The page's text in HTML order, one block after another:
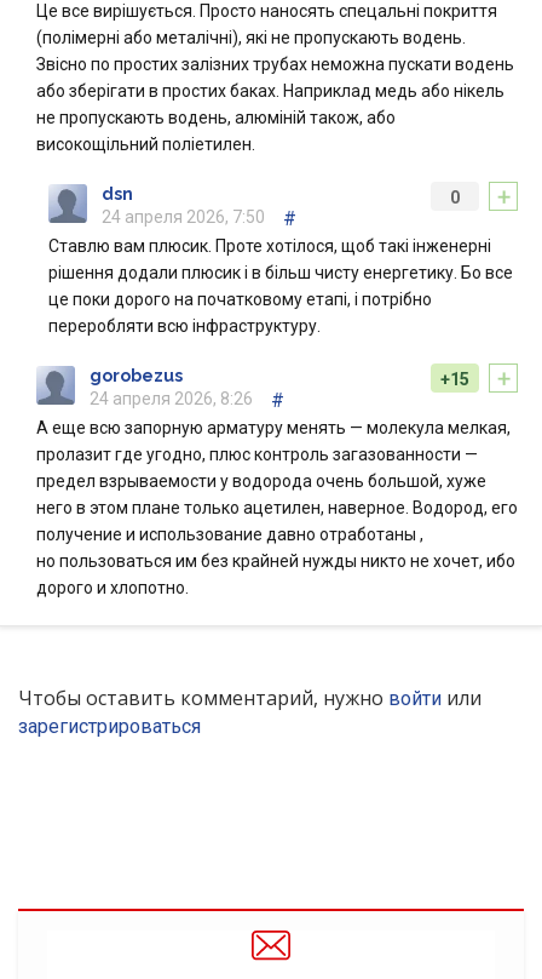
Це все вирішується. Просто наносять спецальні покриття
(полімерні або металічні), які не пропускають водень.
Звісно по простих залізних трубах неможна пускати водень
або зберігати в простих баках. Наприклад медь або нікель
не пропускають водень, алюміній також, або
високощільний поліетилен.
+
0
dsn
24 апреля 2026, 7:50
#
Ставлю вам плюсик. Проте хотілося, щоб такі інженерні
рішення додали плюсик і в більш чисту енергетику. Бо все
це поки дорого на початковому етапі, і потрібно
переробляти всю інфраструктуру.
+
+15
gorobezus
24 апреля 2026, 8:26
#
А еще всю запорную арматуру менять — молекула мелкая,
пролазит где угодно, плюс контроль загазованности —
предел взрываемости у водорода очень большой, хуже
него в этом плане только ацетилен, наверное. Водород, его
получение и использование давно отработаны ,
но пользоваться им без крайней нужды никто не хочет, ибо
дорого и хлопотно.
Чтобы оставить комментарий, нужно войти или
зарегистрироваться